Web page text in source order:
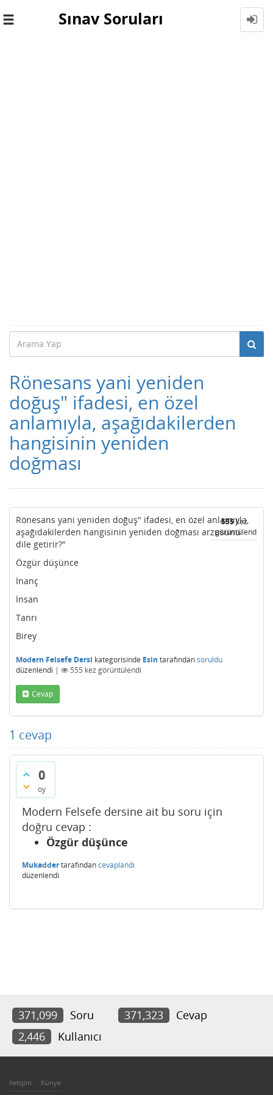
Toggle
Sınav Soruları
Rönesans yani yeniden
doğuş" ifadesi, en özel
anlamıyla, aşağıdakilerden
hangisinin yeniden
doğması
555kez
görüntülendi
Rönesans yani yeniden doğuş" ifadesi, en özel anlamıyla,
aşağıdakilerden hangisinin yeniden doğması arzusunu
dile getirir?"
Özgür düşünce
İnanç
İnsan
Tanrı
Birey
Modern Felsefe Dersi kategorisinde Esin tarafındansoruldu
düzenlendi | 555 kez görüntülendi
Cevap
1 cevap
0
oy
Modern Felsefe dersine ait bu soru için
doğru cevap :
Özgür düşünce
Mukaddertarafındancevaplandı
düzenlendi
371,099 Soru 371,323
Cevap
2,446
Kullanıcı
İletişim Künye